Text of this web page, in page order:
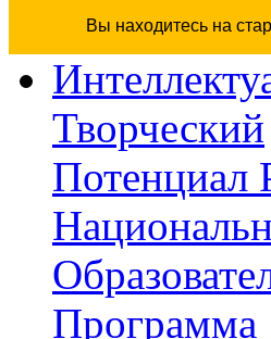
Вы находитесь на
Творческий
Потенциал
Программа